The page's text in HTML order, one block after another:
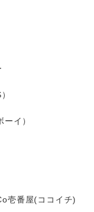
イ）
壱番屋(ココイチ)